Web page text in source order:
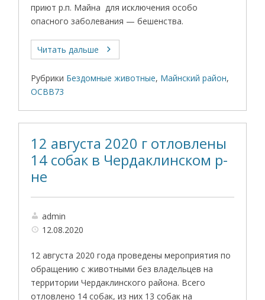
приют р.п. Майна для исключения особо
опасного заболевания — бешенства.
Читать дальше
Рубрики Бездомные животные, Майнский район,
ОСВВ73
12 августа 2020 г отловлены
14 собак в Чердаклинском р-
не
admin
12.08.2020
12 августа 2020 года проведены мероприятия по
обращению с животными без владельцев на
территории Чердаклинского района. Всего
отловлено 14 собак, из них 13 собак на